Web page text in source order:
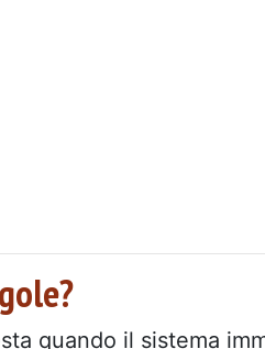
quando il sistema